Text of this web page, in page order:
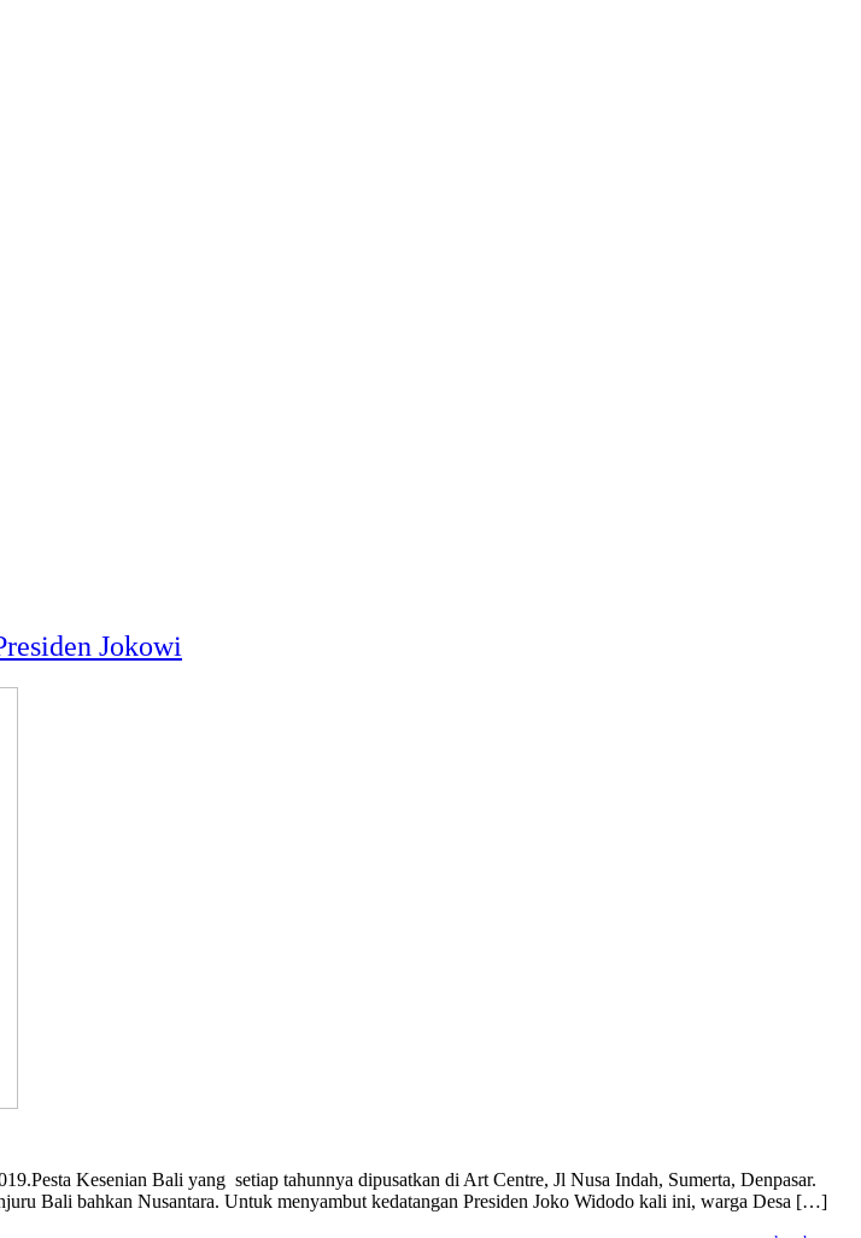
Jokowi
Kesenian Bali yang setiap tahunnya dipusatkan di Art Centre, Jl Nusa Indah, Sumerta, Denpasar.
Bali bahkan Nusantara. Untuk menyambut kedatangan Presiden Joko Widodo kali ini, warga Desa […]